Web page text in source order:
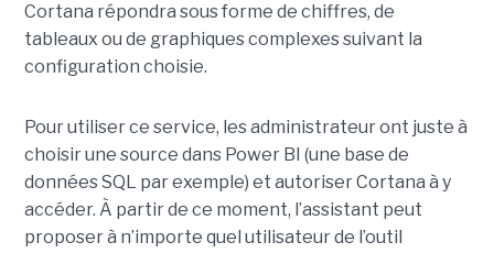
Cortana répondra sous forme de chiffres, de
tableaux ou de graphiques complexes suivant la
configuration choisie.
Pour utiliser ce service, les administrateur ont juste à
choisir une source dans Power BI (une base de
données SQL par exemple) et autoriser Cortana à y
accéder. À partir de ce moment, l’assistant peut
proposer à n’importe quel utilisateur de l’outil